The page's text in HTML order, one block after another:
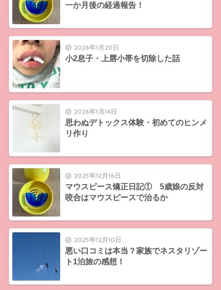
一か月後の経過報告！
2026年1月20日
小2息子・上唇小帯を切除した話
2026年1月14日
思わぬデトックス体験・初めてのヒンメ
リ作り
2025年12月16日
マウスピース矯正日記① 5歳娘の反対
咬合はマウスピースで治るか
2025年12月10日
悪い口コミは本当？家族でネスタリゾー
ト1泊旅の感想！